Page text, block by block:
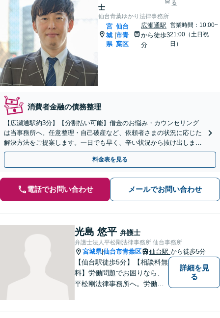
士
る
仙台青葉ゆかり法律事務所
宮
城
県
|
仙台
市青
葉区
広瀬通駅
から徒歩3
分
営業時間：10:00~
21:00（土日祝
日）
消費者金融の債務整理
【広瀬通駅約3分】【分割払い可能】借金のお悩み・カウンセリング
は当事務所へ。任意整理・自己破産など、依頼者さまの状況に応じた
解決方法をご提案します。一日でも早く、辛い状況から抜け出しまし
ょう！【初回60分無料相談】【電話・LINE相談可】
料金表を見る
電話でお問い合わせ メールでお問い合わせ
光島 悠平 弁護士
弁護士法人平松剛法律事務所 仙台事務所
宮城県|仙台市青葉区 仙台駅 から徒歩5分
【仙台駅徒歩5分】【相談料無
料】労働問題でお困りなら、
平松剛法律事務所へ。労働者
詳細を見
る